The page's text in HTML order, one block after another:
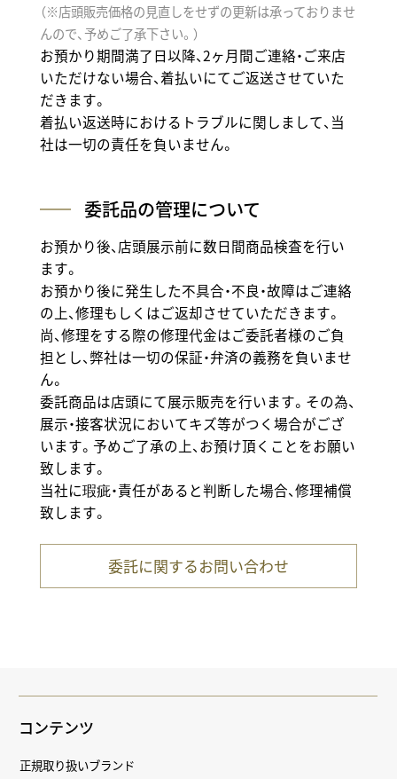
（※店頭販売価格の見直しをせずの更新は承っておりませ
んので、予めご了承下さい。）
お預かり期間満了日以降、2ヶ月間ご連絡・ご来店
いただけない場合、着払いにてご返送させていた
だきます。
着払い返送時におけるトラブルに関しまして、当
社は一切の責任を負いません。
委託品の管理について
お預かり後、店頭展示前に数日間商品検査を行い
ます。
お預かり後に発生した不具合・不良・故障はご連絡
の上、修理もしくはご返却させていただきます。
尚、修理をする際の修理代金はご委託者様のご負
担とし、弊社は一切の保証・弁済の義務を負いませ
ん。
委託商品は店頭にて展示販売を行います。その為、
展示・接客状況においてキズ等がつく場合がござ
います。予めご了承の上、お預け頂くことをお願い
致します。
当社に瑕疵・責任があると判断した場合、修理補償
致します。
委託に関するお問い合わせ
コンテンツ
正規取り扱いブランド